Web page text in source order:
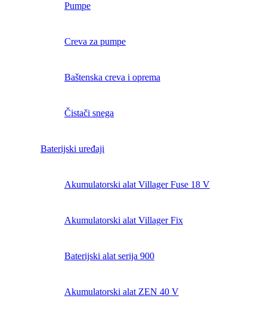
Pumpe
Creva za pumpe
Baštenska creva i oprema
Čistači snega
Baterijski uređaji
Akumulatorski alat Villager Fuse 18 V
Akumulatorski alat Villager Fix
Baterijski alat serija 900
Akumulatorski alat ZEN 40 V